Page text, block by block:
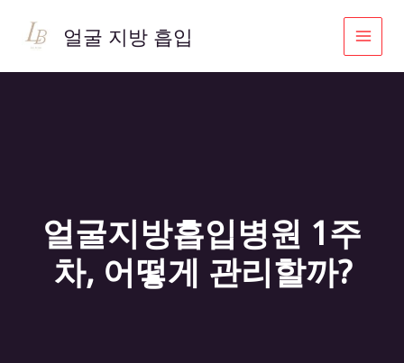
로
얼굴 지방 흡입
얼굴지방흡입병원 1주
차, 어떻게 관리할까?